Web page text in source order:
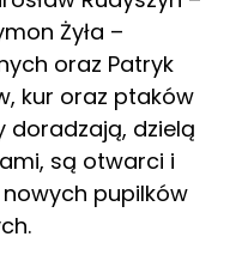
Żyła –
oraz Patryk
kur oraz ptaków
doradzają, dzielą
są otwarci i
pupilków